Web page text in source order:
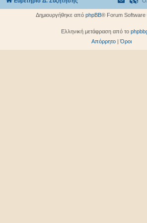
Δημιουργήθηκε από phpBB® Forum Software
Ελληνική μετάφραση από το
Απόρρητο|Όροι